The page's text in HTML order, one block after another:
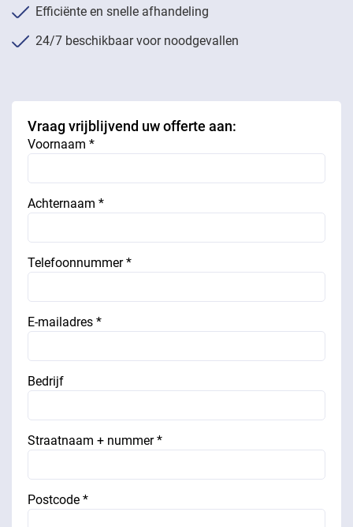
Efficiënte en snelle afhandeling
24/7 beschikbaar voor noodgevallen
Vraag vrijblijvend uw offerte aan:
Voornaam *
Achternaam *
Telefoonnummer *
E-mailadres *
Bedrijf
Straatnaam + nummer *
Postcode *